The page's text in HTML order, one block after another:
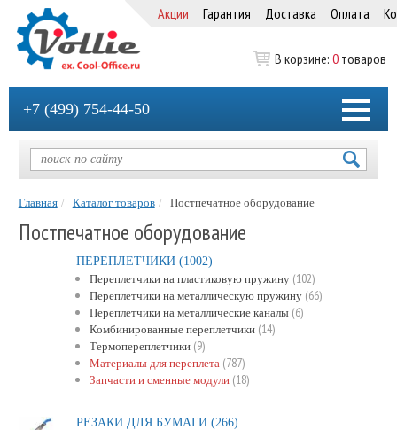
Акции Гарантия Доставка Оплата
В корзине: 0 товаров
+7 (499) 754-44-50
Главная Каталог товаров Постпечатное оборудование
Постпечатное оборудование
ПЕРЕПЛЕТЧИКИ(1002)
Переплетчики на пластиковую пружину(102)
Переплетчики на металлическую пружину(66)
Переплетчики на металлические каналы(6)
Комбинированные переплетчики(14)
Термопереплетчики(9)
Материалы для переплета(787)
Запчасти и сменные модули(18)
РЕЗАКИ ДЛЯ БУМАГИ(266)